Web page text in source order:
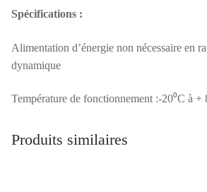
Spécifications :
Alimentation d’énergie non nécessaire en
dynamique
Température de fonctionnement :-20⁰C à +
Produits similaires